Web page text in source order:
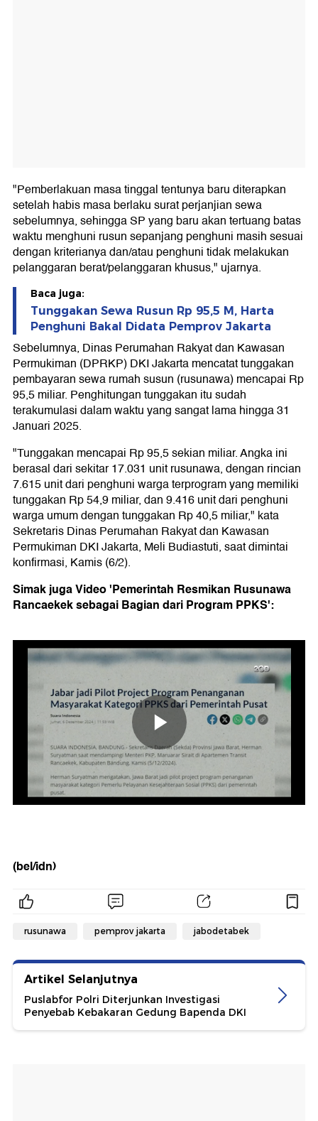
"Pemberlakuan masa tinggal tentunya baru diterapkan
setelah habis masa berlaku surat perjanjian sewa
sebelumnya, sehingga SP yang baru akan tertuang batas
waktu menghuni rusun sepanjang penghuni masih sesuai
dengan kriterianya dan/atau penghuni tidak melakukan
pelanggaran berat/pelanggaran khusus," ujarnya.
Baca juga:
Tunggakan Sewa Rusun Rp 95,5 M, Harta
Penghuni Bakal Didata Pemprov Jakarta
Sebelumnya, Dinas Perumahan Rakyat dan Kawasan
Permukiman (DPRKP) DKI Jakarta mencatat tunggakan
pembayaran sewa rumah susun (rusunawa) mencapai Rp
95,5 miliar. Penghitungan tunggakan itu sudah
terakumulasi dalam waktu yang sangat lama hingga 31
Januari 2025.
"Tunggakan mencapai Rp 95,5 sekian miliar. Angka ini
berasal dari sekitar 17.031 unit rusunawa, dengan rincian
7.615 unit dari penghuni warga terprogram yang memiliki
tunggakan Rp 54,9 miliar, dan 9.416 unit dari penghuni
warga umum dengan tunggakan Rp 40,5 miliar," kata
Sekretaris Dinas Perumahan Rakyat dan Kawasan
Permukiman DKI Jakarta, Meli Budiastuti, saat dimintai
konfirmasi, Kamis (6/2).
Simak juga Video 'Pemerintah Resmikan Rusunawa
Rancaekek sebagai Bagian dari Program PPKS':
(bel/idn)
rusunawa pemprov jakarta jabodetabek
Artikel Selanjutnya
Puslabfor Polri Diterjunkan Investigasi
Penyebab Kebakaran Gedung Bapenda DKI